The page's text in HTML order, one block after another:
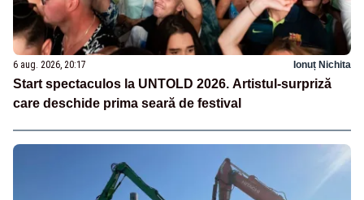
6 aug. 2026, 20:17 Ionuț Nichita
Start spectaculos la UNTOLD 2026. Artistul-surpriză
care deschide prima seară de festival